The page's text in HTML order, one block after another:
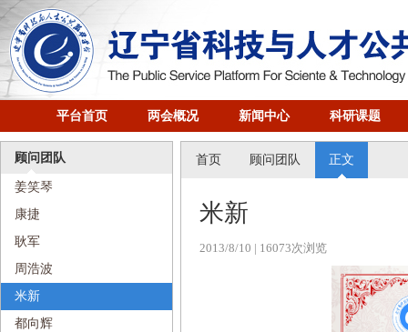
平台首页 两会概况 新闻中心 科研课题
顾问团队
姜笑琴
康捷
耿军
周浩波
米新
都向辉
首页 顾问团队 正文
米新
2013/8/10 | 16073次浏览